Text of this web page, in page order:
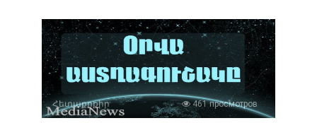
Հետաքրքիր 461 просмотров